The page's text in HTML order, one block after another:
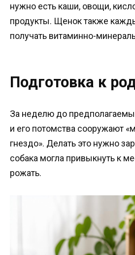
нужно есть каши, овощи,
продукты. Щенок также
получать витаминно-
Подготовка к
За неделю до
и его потомства сооружают
гнездо». Делать это нужно
собака могла привыкнуть к
рожать.